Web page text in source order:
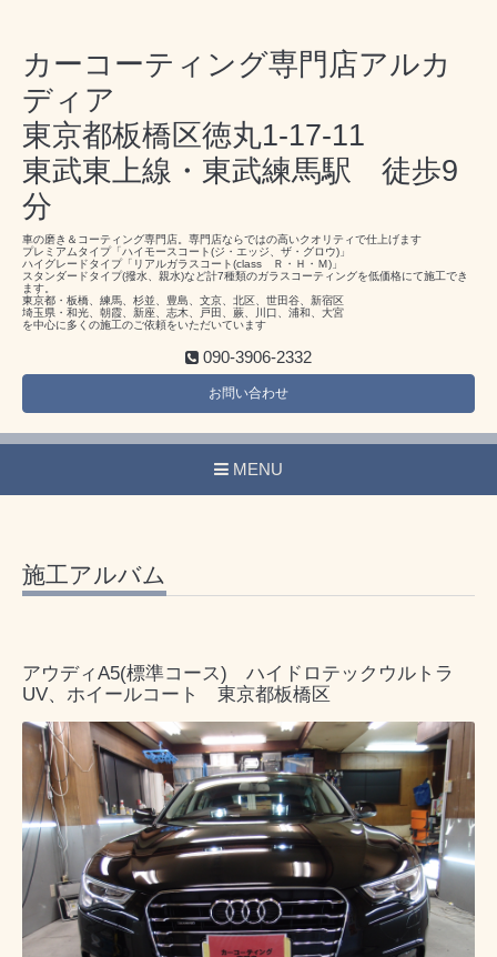
カーコーティング専門店アルカ
ディア
東京都板橋区徳丸1-17-11
東武東上線・東武練馬駅 徒歩9
分
車の磨き＆コーティング専門店。専門店ならではの高いクオリティで仕上げます
プレミアムタイプ「ハイモースコート(ジ・エッジ、ザ・グロウ)」
ハイグレードタイプ「リアルガラスコート(class Ｒ・Ｈ・Ｍ)」
スタンダードタイプ(撥水、親水)など計7種類のガラスコーティングを低価格にて施工でき
ます。
東京都・板橋、練馬、杉並、豊島、文京、北区、世田谷、新宿区
埼玉県・和光、朝霞、新座、志木、戸田、蕨、川口、浦和、大宮
を中心に多くの施工のご依頼をいただいています
090-3906-2332
お問い合わせ
MENU
施工アルバム
アウディA5(標準コース) ハイドロテックウルトラ
UV、ホイールコート 東京都板橋区